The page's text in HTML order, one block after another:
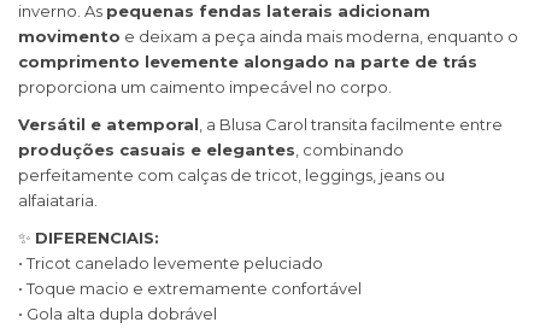
inverno. As pequenas fendas laterais adicionam
movimento e deixam a peça ainda mais moderna, enquanto o
comprimento levemente alongado na parte de trás
proporciona um caimento impecável no corpo.
Versátil e atemporal , a Blusa Carol transita facilmente entre
produções casuais e elegantes , combinando
perfeitamente com calças de tricot, leggings, jeans ou
alfaiataria.
✨ DIFERENCIAIS:
• Tricot canelado levemente peluciado
• Toque macio e extremamente confortável
• Gola alta dupla dobrável